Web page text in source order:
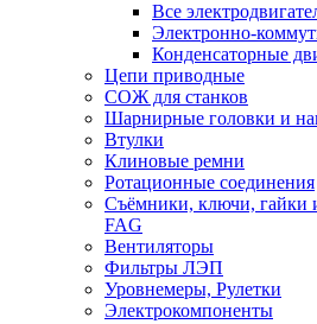
Все
Электронно-
Конденсаторные
Цепи приводные
СОЖ для станков
Шарнирные головки и
Втулки
Клиновые ремни
Ротационные соединения
Съёмники, ключи, гайки
FAG
Вентиляторы
Фильтры ЛЭП
Уровнемеры, Рулетки
Электрокомпоненты